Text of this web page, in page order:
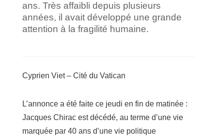
ans. Très affaibli depuis plusieurs
années, il avait développé une grande
attention à la fragilité humaine.
Cyprien Viet – Cité du Vatican
L’annonce a été faite ce jeudi en fin de matinée :
Jacques Chirac est décédé, au terme d’une vie
marquée par 40 ans d’une vie politique